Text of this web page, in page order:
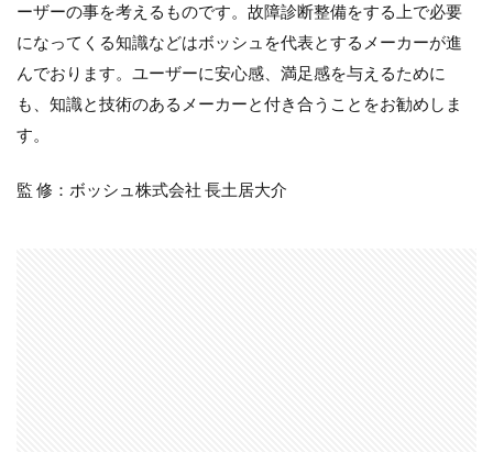
ーザーの事を考えるものです。故障診断整備をする上で必要
になってくる知識などはボッシュを代表とするメーカーが進
んでおります。ユーザーに安心感、満足感を与えるために
も、知識と技術のあるメーカーと付き合うことをお勧めしま
す。
監 修：ボッシュ株式会社 長土居大介